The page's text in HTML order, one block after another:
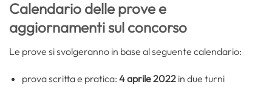
Calendario delle prove e
aggiornamenti sul concorso
Le prove si svolgeranno in base al seguente calendario:
prova scritta e pratica: 4 aprile 2022in due turni